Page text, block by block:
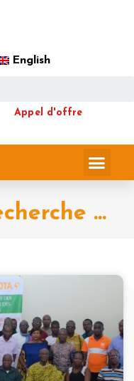
English
Appel d'offre
...